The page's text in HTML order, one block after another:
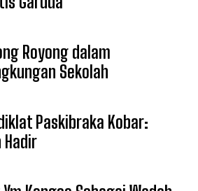
Royong dalam
Sekolah
Paskibraka Kobar:
Hadir